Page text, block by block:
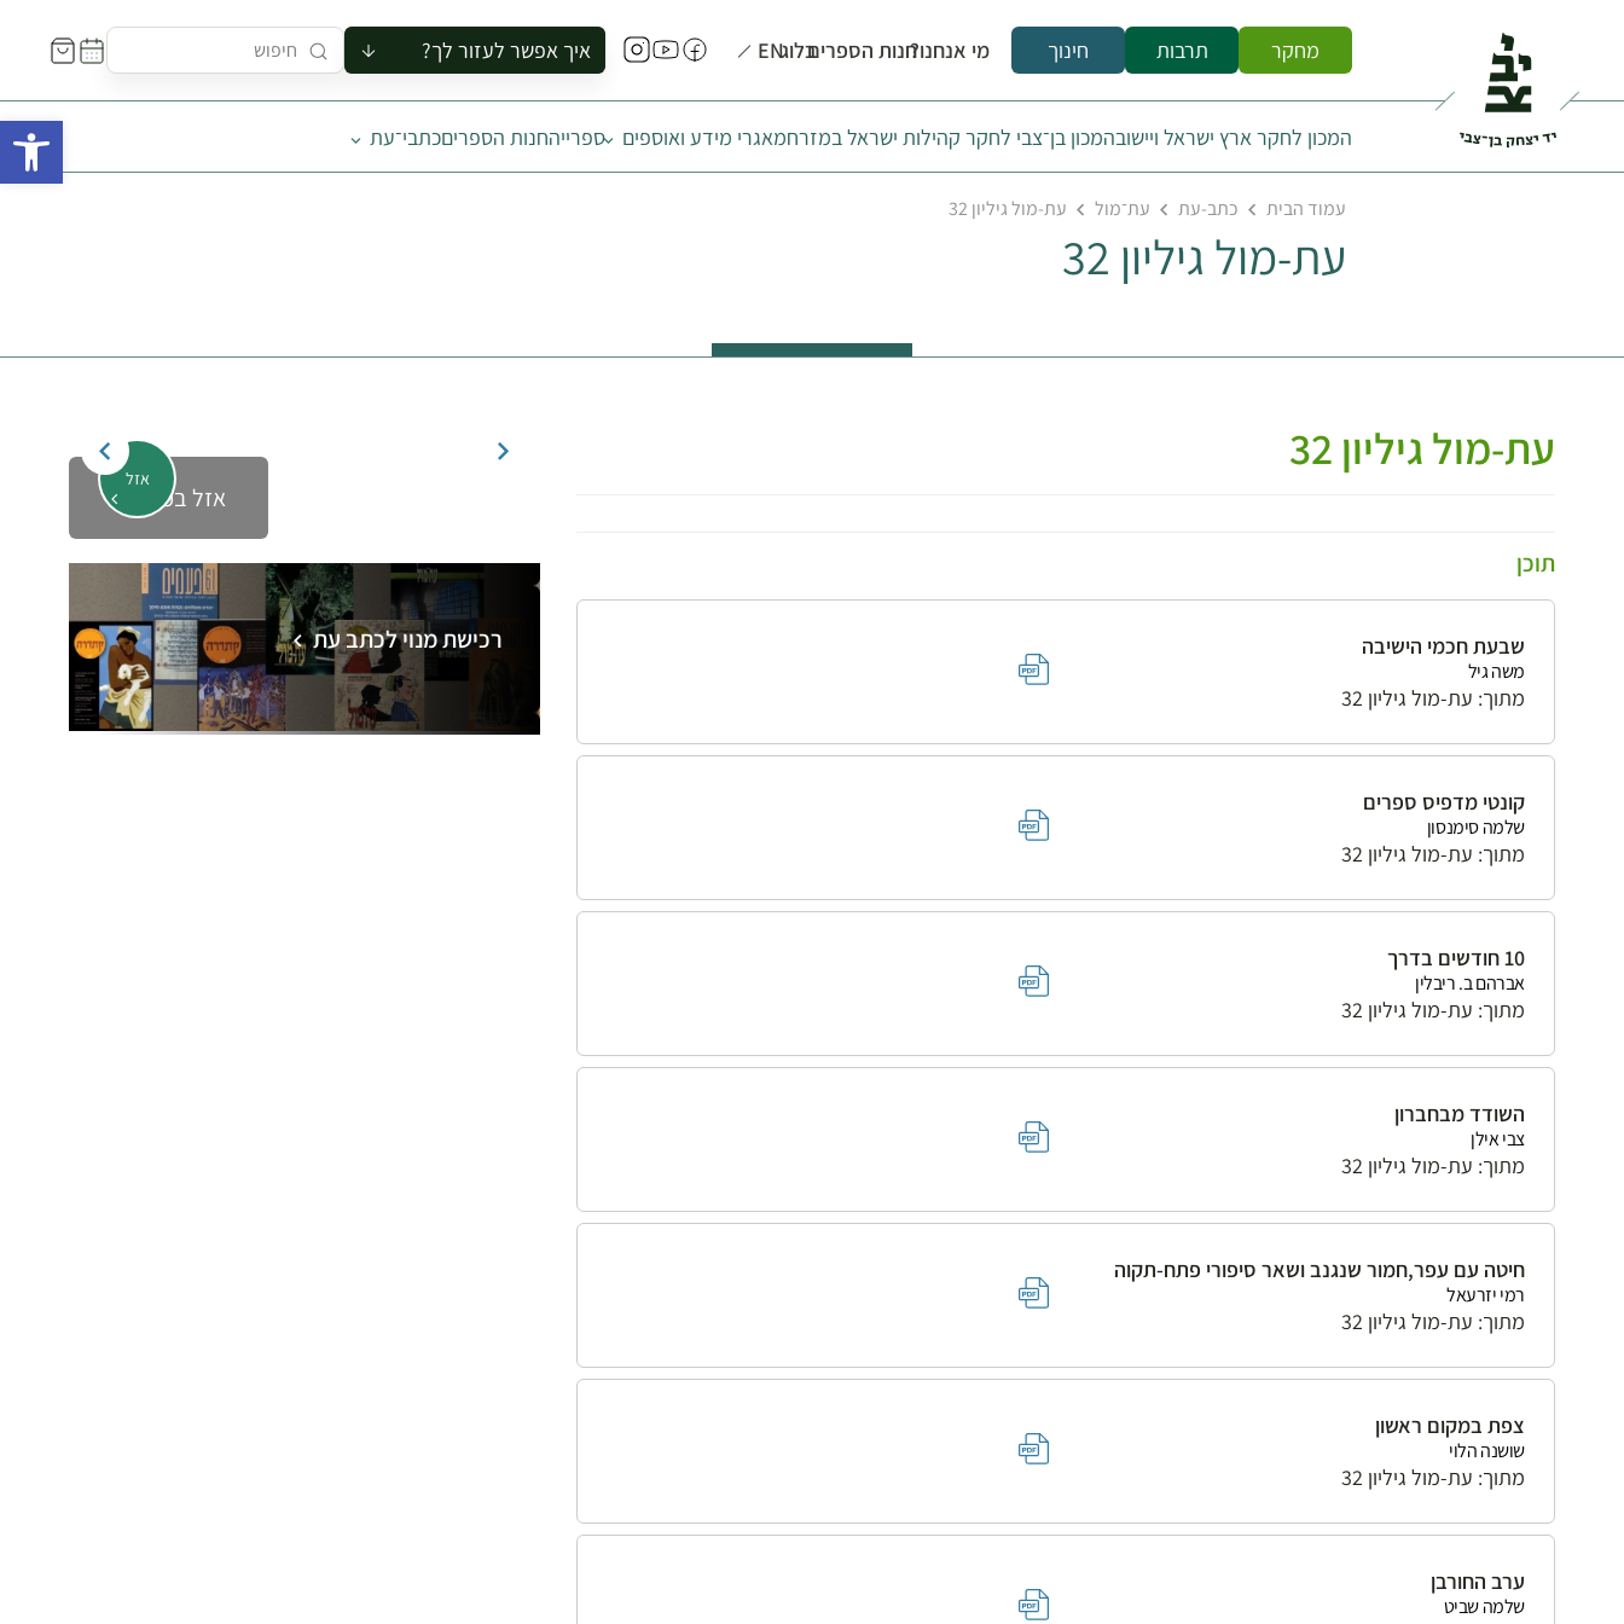
מחקר תרבות חינוך מי אנחנו?חנות הספריםבלוגEN איך אפשר לעזור לך?
להזמין סיור לקבוצה
להירשם לסיור
להירשם לקורס
המכון לחקר ארץ ישראל ויישובהמכון בן־צבי לחקר קהילות ישראל במזרחמאגרי מידע ואוספים ספרייהחנות הספריםכתבי־עת
עמוד הבית כתב-עת עת־מול עת-מול גיליון 32
עת-מול גיליון 32
עת-מול גיליון 32
תוכן
שבעת חכמי הישיבה
משה גיל
מתוך: עת-מול גיליון 32
קונטי מדפיס ספרים
שלמה סימנסון
מתוך: עת-מול גיליון 32
10 חודשים בדרך
אברהם ב. ריבלין
מתוך: עת-מול גיליון 32
השודד מבחברון
צבי אילן
מתוך: עת-מול גיליון 32
חיטה עם עפר,חמור שנגנב ושאר סיפורי פתח-תקוה
רמי יזרעאל
מתוך: עת-מול גיליון 32
צפת במקום ראשון
שושנה הלוי
מתוך: עת-מול גיליון 32
ערב החורבן
שלמה שביט
אזל
אזל במלאי
רכישת מנוי לכתב עת